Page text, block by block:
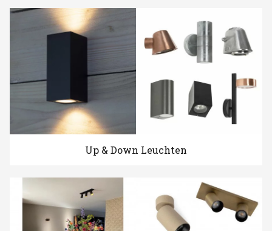
Up & Down Leuchten